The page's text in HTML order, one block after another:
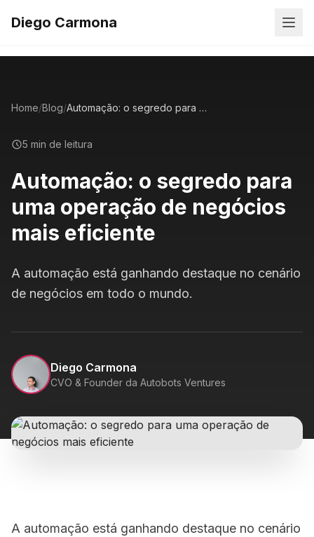
Diego Carmona
Home/Blog/ Automação: o segredo para uma operação de negócios mais eficiente
5 min de leitura
Automação: o segredo para
uma operação de negócios
mais eficiente
A automação está ganhando destaque no cenário
de negócios em todo o mundo.
Diego Carmona
CVO & Founder da Autobots Ventures
A automação está ganhando destaque no cenário